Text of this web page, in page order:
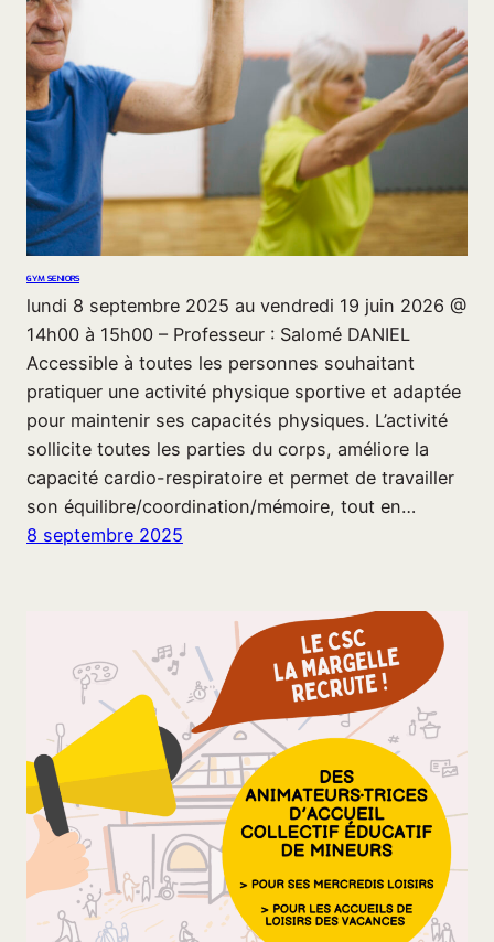
GYM SENIORS
lundi 8 septembre 2025 au vendredi 19 juin 2026 @
14h00 à 15h00 – Professeur : Salomé DANIEL
Accessible à toutes les personnes souhaitant
pratiquer une activité physique sportive et adaptée
pour maintenir ses capacités physiques. L’activité
sollicite toutes les parties du corps, améliore la
capacité cardio-respiratoire et permet de travailler
son équilibre/coordination/mémoire, tout en…
8 septembre 2025